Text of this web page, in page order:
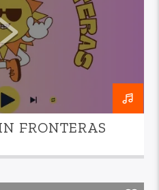
FRONTERAS